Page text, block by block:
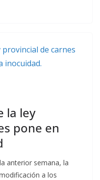
la ley
pone en
anterior semana, la
a los